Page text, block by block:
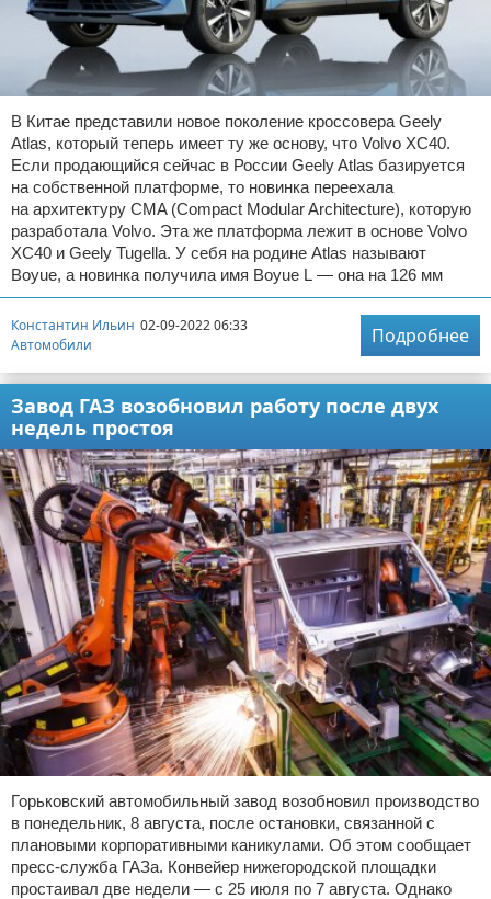
В Китае представили новое поколение кроссовера Geely
Atlas, который теперь имеет ту же основу, что Volvo XC40.
Если продающийся сейчас в России Geely Atlas базируется
на собственной платформе, то новинка переехала
на архитектуру CMA (Compact Modular Architecture), которую
разработала Volvo. Эта же платформа лежит в основе Volvo
XC40 и Geely Tugella. У себя на родине Atlas называют
Boyue, а новинка получила имя Boyue L — она на 126 мм
Константин Ильин 02-09-2022 06:33
Автомобили
Подробнее
Завод ГАЗ возобновил работу после двух
недель простоя
Горьковский автомобильный завод возобновил производство
в понедельник, 8 августа, после остановки, связанной с
плановыми корпоративными каникулами. Об этом сообщает
пресс-служба ГАЗа. Конвейер нижегородской площадки
простаивал две недели — с 25 июля по 7 августа. Однако